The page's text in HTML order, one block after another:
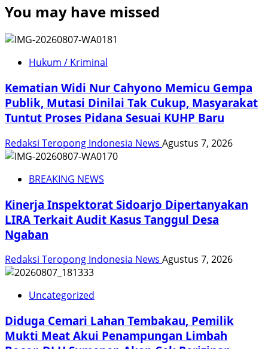
You may have missed
Hukum / Kriminal
Kematian Widi Nur Cahyono Memicu Gempa
Publik, Mutasi Dinilai Tak Cukup, Masyarakat
Tuntut Proses Pidana Sesuai KUHP Baru
Redaksi Teropong Indonesia News Agustus 7, 2026
BREAKING NEWS
Kinerja Inspektorat Sidoarjo Dipertanyakan
LIRA Terkait Audit Kasus Tanggul Desa
Ngaban
Redaksi Teropong Indonesia News Agustus 7, 2026
Uncategorized
Diduga Cemari Lahan Tembakau, Pemilik
Mukti Meat Akui Penampungan Limbah